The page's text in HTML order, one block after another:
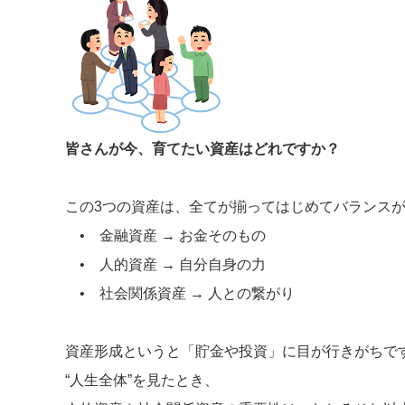
皆さんが今、育てたい資産はどれですか？
この3つの資産は、全てが揃ってはじめてバランスが
• 金融資産 → お金そのもの
• 人的資産 → 自分自身の力
• 社会関係資産 → 人との繋がり
資産形成というと「貯金や投資」に目が行きがちで
“人生全体”を見たとき、